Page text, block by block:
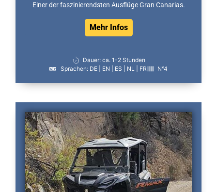
Einer der faszinierendsten Ausflüge Gran Canarias.
Mehr Infos
Dauer: ca. 1-2 Stunden
Sprachen: DE | EN | ES | NL | FR
N°4